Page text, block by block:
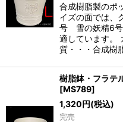
合成樹脂製のポ
イズの面では
号 雪の妖精6
適しています。
質・・・合成樹
樹脂鉢・フラテ
[MS789]
1,320円(税込)
完売